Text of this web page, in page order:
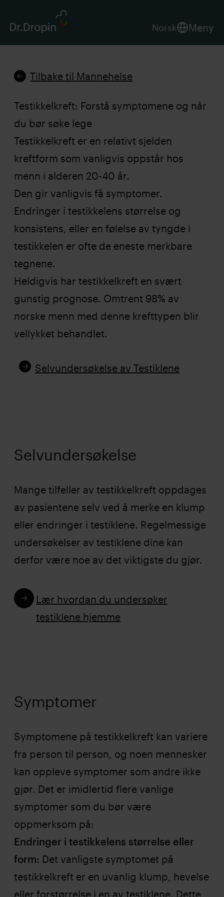
Norsk Meny
Tilbake til Mannehelse
Testikkelkreft: Forstå symptomene og når
du bør søke lege
Testikkelkreft er en relativt sjelden
kreftform som vanligvis oppstår hos
menn i alderen 20-40 år.
Den gir vanligvis få symptomer.
Endringer i testikkelens størrelse og
konsistens, eller en følelse av tyngde i
testikkelen er ofte de eneste merkbare
tegnene.
Heldigvis har testikkelkreft en svært
gunstig prognose. Omtrent 98% av
norske menn med denne krefttypen blir
vellykket behandlet.
Selvundersøkelse av Testiklene
Selvundersøkelse
Mange tilfeller av testikkelkreft oppdages
av pasientene selv ved å merke en klump
eller endringer i testiklene. Regelmessige
undersøkelser av testiklene dine kan
derfor være noe av det viktigste du gjør.
Lær hvordan du undersøker
testiklene hjemme
Symptomer
Symptomene på testikkelkreft kan variere
fra person til person, og noen mennesker
kan oppleve symptomer som andre ikke
gjør. Det er imidlertid flere vanlige
symptomer som du bør være
oppmerksom på:
Endringer i testikkelens størrelse eller
form: Det vanligste symptomet på
testikkelkreft er en uvanlig klump, hevelse
eller forstørrelse i en av testiklene. Dette